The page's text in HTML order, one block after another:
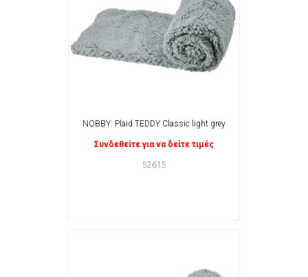
NOBBY: Plaid TEDDY Classic light grey
Συνδεθείτε για να δείτε τιμές
52615